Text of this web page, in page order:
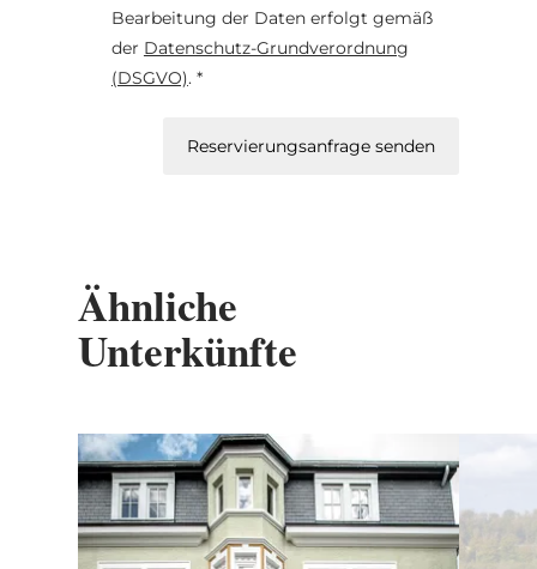
Bearbeitung der Daten erfolgt gemäß
der Datenschutz-Grundverordnung
(DSGVO). *
Reservierungsanfrage senden
Ähnliche
Unterkünfte